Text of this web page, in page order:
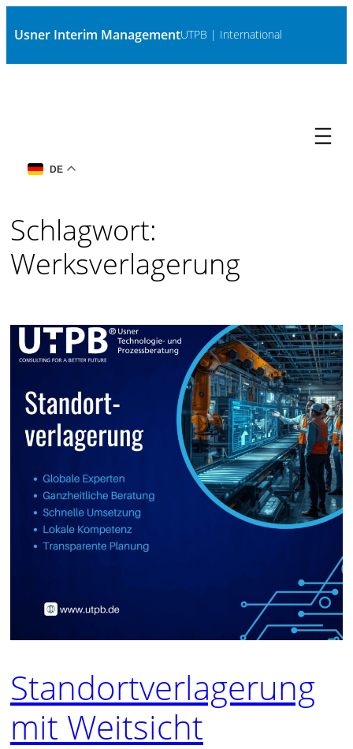
Inhalt
Usner Interim ManagementUTPB | International
Schlagwort:
Werksverlagerung
Standortverlagerung
mit Weitsicht
DE